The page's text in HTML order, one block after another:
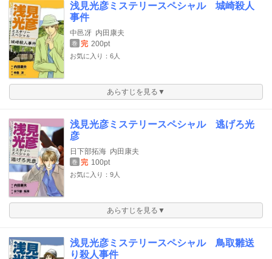
浅見光彦ミステリースペシャル 城崎殺人
事件
中邑冴 内田康夫
巻 完 200pt
お気に入り：6人
あらすじを見る▼
浅見光彦ミステリースペシャル 逃げろ光
彦
日下部拓海 内田康夫
巻 完 100pt
お気に入り：9人
あらすじを見る▼
浅見光彦ミステリースペシャル 鳥取雛送
り殺人事件